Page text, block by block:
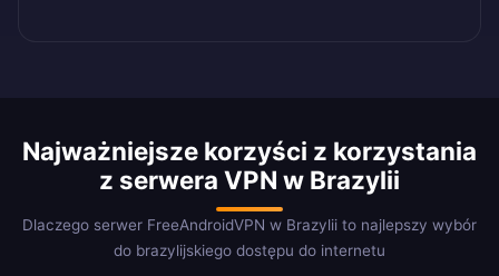
Najważniejsze korzyści z korzystania
z serwera VPN w Brazylii
Dlaczego serwer FreeAndroidVPN w Brazylii to najlepszy wybór
do brazylijskiego dostępu do internetu